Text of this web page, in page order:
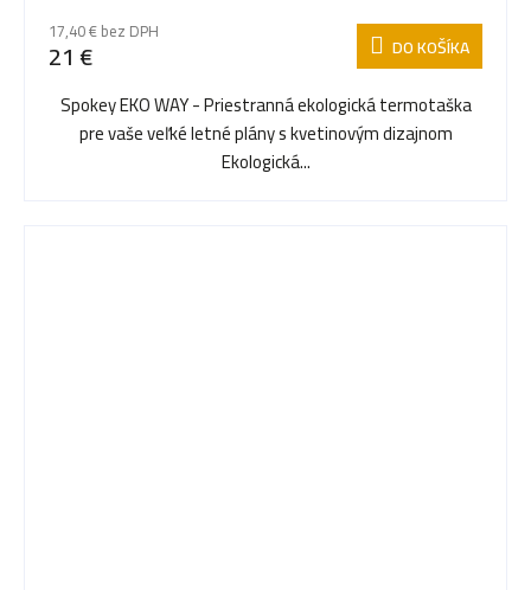
17,40 € bez DPH
21 € DO KOŠÍKA
Spokey EKO WAY - Priestranná ekologická termotaška
pre vaše veľké letné plány s kvetinovým dizajnom
Ekologická...